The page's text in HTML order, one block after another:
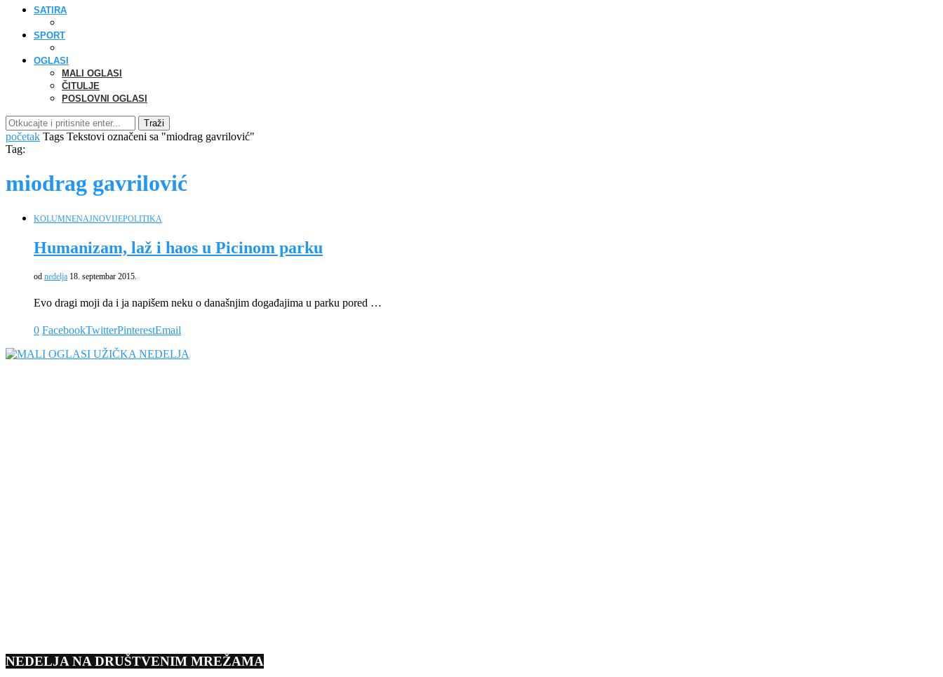
SATIRA
SPORT
OGLASI
MALI OGLASI
ČITULJE
POSLOVNI OGLASI
Traži
početak Tags Tekstovi označeni sa "miodrag gavrilović"
Tag:
miodrag gavrilović
KOLUMNENAJNOVIJEPOLITIKA
Humanizam, laž i haos u Picinom parku
od nedelja 18. septembar 2015.
Evo dragi moji da i ja napišem neku o današnjim događajima u parku pored …
0 FacebookTwitterPinterestEmail
NEDELJA NA DRUŠTVENIM MREŽAMA